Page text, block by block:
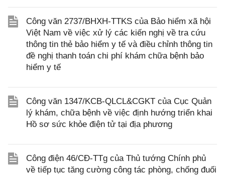
Công văn 2737/BHXH-TTKS của Bảo hiểm xã hội
Việt Nam về việc xử lý các kiến nghị về tra cứu
thông tin thẻ bảo hiểm y tế và điều chỉnh thông tin
đề nghị thanh toán chi phí khám chữa bệnh bảo
hiểm y tế
Công văn 1347/KCB-QLCL&CGKT của Cục Quản
lý khám, chữa bệnh về việc định hướng triển khai
Hồ sơ sức khỏe điện tử tại địa phương
Công điện 46/CĐ-TTg của Thủ tướng Chính phủ
về tiếp tục tăng cường công tác phòng, chống đuối